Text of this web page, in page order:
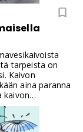
tarpeista on
Kaivon
aina paranna
kaivon
ilmaista.
sisältävät omat
ennen